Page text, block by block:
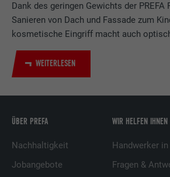
Dank des geringen Gewichts der PREFA
Sanieren von Dach und Fassade zum
kosmetische Eingriff macht auch
WEITERLESEN
ÜBER PREFA
Nachhaltigkeit
Jobangebote
WIR HELFEN IHNEN
Handwerker
Fragen &
Verwendet vom Social-
LinkedIn für die
Verwendung von